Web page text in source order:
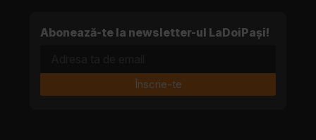
Abonează-te la newsletter-ul LaDoiPași!
Înscrie-te